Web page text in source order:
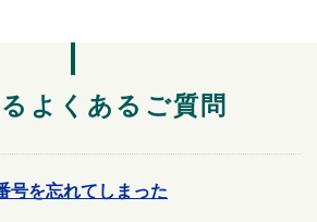
よくあるご質問
号を忘れてしまった